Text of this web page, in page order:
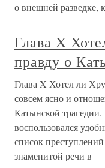
о внешней разведке,
Глава X
правду о
Глава X Хотел ли
совсем ясно и
Катынской
воспользовался
список
знаменитой речи в